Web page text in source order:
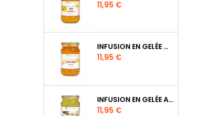
Prix
11,95 €
INFUSION EN GELÉE DE GINGEMBRE DE CORÉE
Prix
11,95 €
INFUSION EN GELÉE ALOÉ VÉRA
Prix
11,95 €